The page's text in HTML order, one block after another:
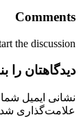
Comments
the discussion?
دیدگاهتان را
نشانی ایمیل
علامت‌گذاری